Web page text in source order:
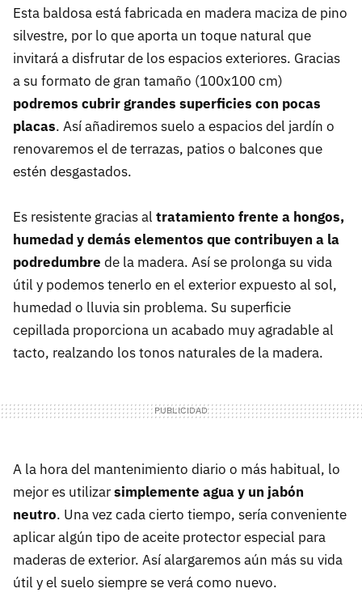
Esta baldosa está fabricada en madera maciza de pino
silvestre, por lo que aporta un toque natural que
invitará a disfrutar de los espacios exteriores. Gracias
a su formato de gran tamaño (100x100 cm)
podremos cubrir grandes superficies con pocas
placas. Así añadiremos suelo a espacios del jardín o
renovaremos el de terrazas, patios o balcones que
estén desgastados.
Es resistente gracias al tratamiento frente a hongos,
humedad y demás elementos que contribuyen a la
podredumbre de la madera. Así se prolonga su vida
útil y podemos tenerlo en el exterior expuesto al sol,
humedad o lluvia sin problema. Su superficie
cepillada proporciona un acabado muy agradable al
tacto, realzando los tonos naturales de la madera.
A la hora del mantenimiento diario o más habitual, lo
mejor es utilizarsimplemente agua y un jabón
neutro. Una vez cada cierto tiempo, sería conveniente
aplicar algún tipo de aceite protector especial para
maderas de exterior. Así alargaremos aún más su vida
útil y el suelo siempre se verá como nuevo.